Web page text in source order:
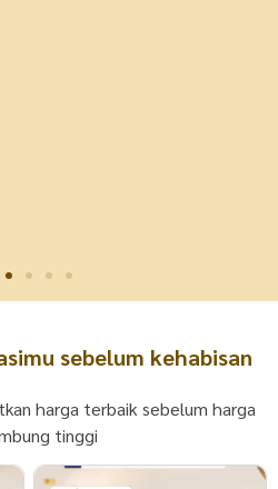
sebelum kehabisan
harga terbaik sebelum harga
tinggi